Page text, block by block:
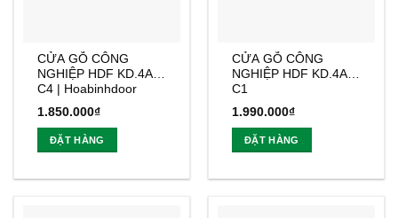
CỬA GỖ CÔNG
NGHIỆP HDF KD.4A-
C4 | Hoabinhdoor
1.850.000₫
ĐẶT HÀNG
CỬA GỖ CÔNG
NGHIỆP HDF KD.4A1-
C1
1.990.000₫
ĐẶT HÀNG